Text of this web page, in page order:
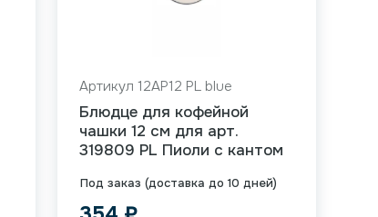
Под заказ (доставка до 10 дней)
Артикул 12AP12 PL blue
Блюдце для кофейной
чашки 12 см для арт.
319809 PL Пиоли с кантом